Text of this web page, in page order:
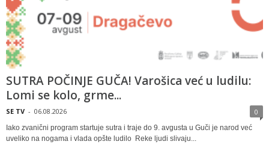
SUTRA POČINJE GUČA! Varošica već u ludilu:
Lomi se kolo, grme...
SE TV - 06.08.2026 0
Iako zvanični program startuje sutra i traje do 9. avgusta u Guči je narod već
uveliko na nogama i vlada opšte ludilo Reke ljudi slivaju...